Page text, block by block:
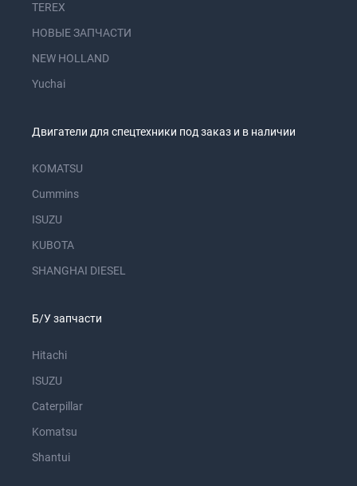
TEREX
НОВЫЕ ЗАПЧАСТИ
NEW HOLLAND
Yuchai
Двигатели для спецтехники под заказ и в наличии
KOMATSU
Cummins
ISUZU
KUBOTA
SHANGHAI DIESEL
Б/У запчасти
Hitachi
ISUZU
Caterpillar
Komatsu
Shantui